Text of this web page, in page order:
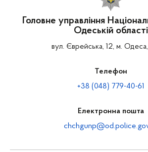
Головне управління
Одеській області
вул. Єврейська, 12, м.
Телефон
+38 (048) 779-40-61
Електронна пошта